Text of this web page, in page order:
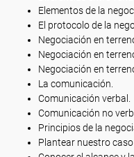
Elementos de la
El protocolo de la
Negociación en
Negociación en
Negociación en
La comunicación.
Comunicación verbal.
Comunicación no
Principios de la
Plantear nuestro